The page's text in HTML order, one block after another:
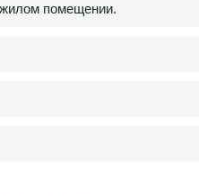
жилом помещении.